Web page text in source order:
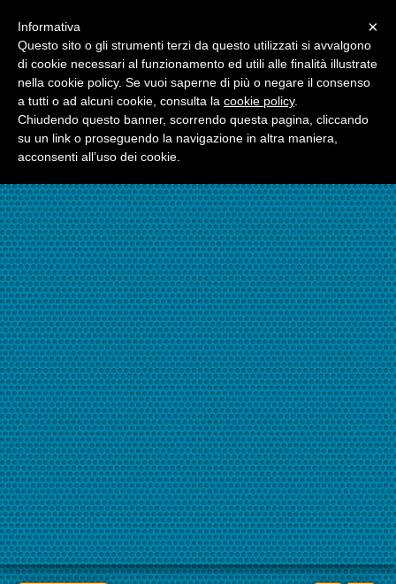
☎324.7403485
×
Informativa
Questo sito o gli strumenti terzi da questo utilizzati si avvalgono
di cookie necessari al funzionamento ed utili alle finalità illustrate
nella cookie policy. Se vuoi saperne di più o negare il consenso
a tutti o ad alcuni cookie, consulta la cookie policy.
Chiudendo questo banner, scorrendo questa pagina, cliccando
su un link o proseguendo la navigazione in altra maniera,
acconsenti all’uso dei cookie.